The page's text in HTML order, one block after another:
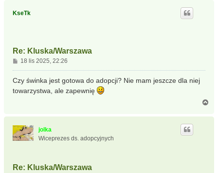
KseTk
Re: Kluska/Warszawa
P
o
s
18 lis 2025, 22:26
Czy świnka jest gotowa do adopcji? Nie mam jeszcze dla niej
towarzystwa, ale zapewnię
g
jolka
Wiceprezes ds. adopcyjnych
Re: Kluska/Warszawa